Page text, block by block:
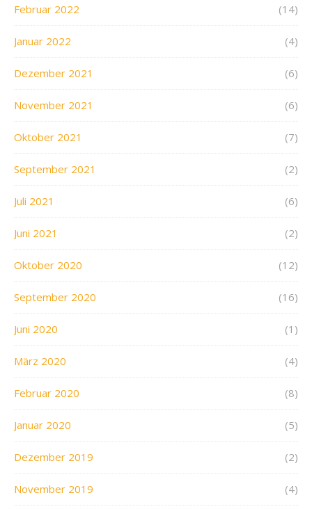
Februar 2022 (14)
Januar 2022 (4)
Dezember 2021 (6)
November 2021 (6)
Oktober 2021 (7)
September 2021 (2)
Juli 2021 (6)
Juni 2021 (2)
Oktober 2020 (12)
September 2020 (16)
Juni 2020 (1)
März 2020 (4)
Februar 2020 (8)
Januar 2020 (5)
Dezember 2019 (2)
November 2019 (4)